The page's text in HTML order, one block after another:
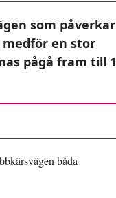
som påverkar
en stor
pågå fram till 1
båda